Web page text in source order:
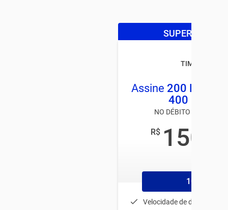
SUPER OFERTA
TIM LIVE
Assine 200 Mega
400 MEGA
NO DÉBITO
R$ 150
1056
Velocidade de download: